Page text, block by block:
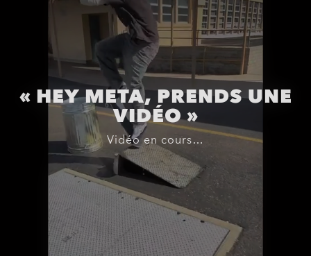
« HEY META, PRENDS UNE
VIDÉO »
Vidéo en cours…